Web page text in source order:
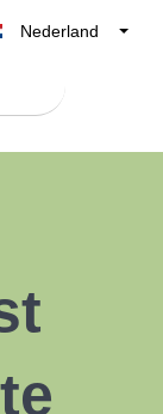
Nederland
België
Italia